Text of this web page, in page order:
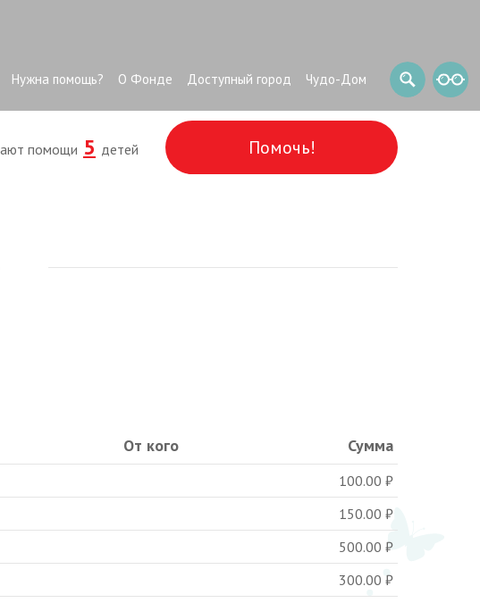
Нужна помощь? О Фонде Доступный город Чудо-Дом
помощи 5 детей Помочь!
От кого Сумма
100.00 ₽
150.00 ₽
500.00 ₽
300.00 ₽